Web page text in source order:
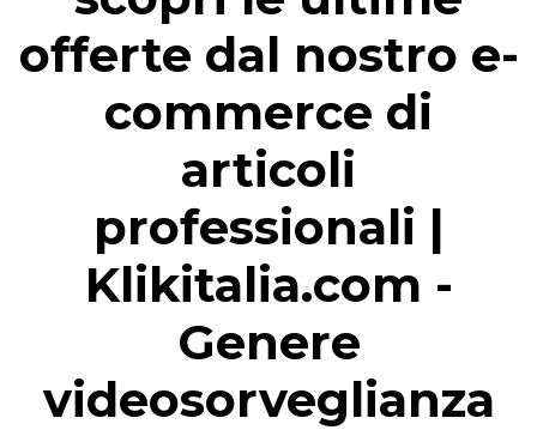
offerte dal nostro e-
commerce di
articoli
professionali |
Klikitalia.com -
Genere
videosorveglianza